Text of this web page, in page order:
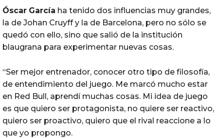
Óscar García ha tenido dos influencias muy grandes,
la de Johan Cruyff y la de Barcelona, pero no sólo se
quedó con ello, sino que salió de la institución
blaugrana para experimentar nuevas cosas.
“Ser mejor entrenador, conocer otro tipo de filosofía,
de entendimiento del juego. Me marcó mucho estar
en Red Bull, aprendí muchas cosas. Mi idea de juego
es que quiero ser protagonista, no quiere ser reactivo,
quiero ser proactivo, quiero que el rival reaccione a lo
que yo propongo.